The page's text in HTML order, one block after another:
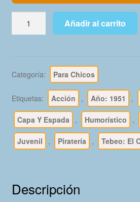
CACHORRO
Colección
Completa
214
Tebeos
En
-
Descarga
Añadir al carrito
Categoría: Para Chicos
Etiquetas: Acción , Año: 1951 ,
Capa Y Espada , Humorístico ,
Juvenil , Piratería , Tebeo: El
Descripción